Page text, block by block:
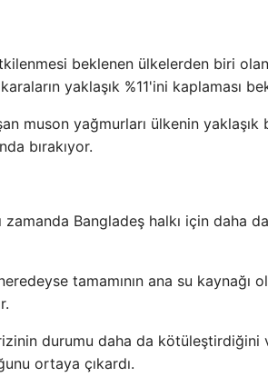
beklenen ülkelerden biri
yaklaşık %11'ini kaplaması
muson yağmurları ülkenin
bırakıyor.
zamanda Bangladeş halkı için daha
tamamının ana su kaynağı
durumu daha da kötüleştirdiğini
ortaya çıkardı.